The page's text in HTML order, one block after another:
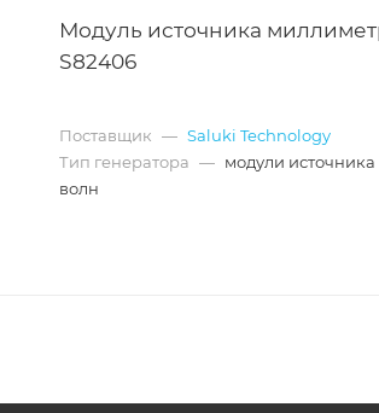
Модуль источника
S82406
Поставщик — Saluki Technology
Тип генератора — модули
волн